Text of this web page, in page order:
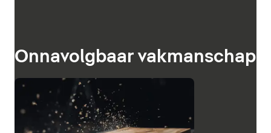
Onnavolgbaar vakmanschap